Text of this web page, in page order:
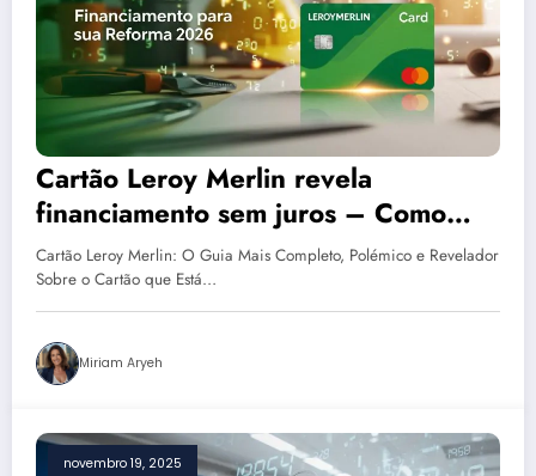
Cartão Leroy Merlin revela
financiamento sem juros – Como
aderir em 10 passos simples
Cartão Leroy Merlin: O Guia Mais Completo, Polémico e Revelador
Sobre o Cartão que Está…
Miriam Aryeh
novembro 19, 2025